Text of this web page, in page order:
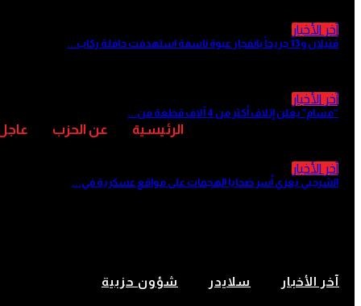
الرئيسية عن الحزب
آخر الأخبار
قتيلان و13 جريحاً بانفجار عبوة ناسفة استهدفت حافلة ركاب...
آخر الأخبار
“مسام” يعلن إتلاف أكثر من 4 آلاف قطعة من...
آخر الأخبار
الشرجبي يعزي أسر ضحايا الهجمات على مواقع عسكرية في...
آخر الأخبار سلايدر شؤون حزبية